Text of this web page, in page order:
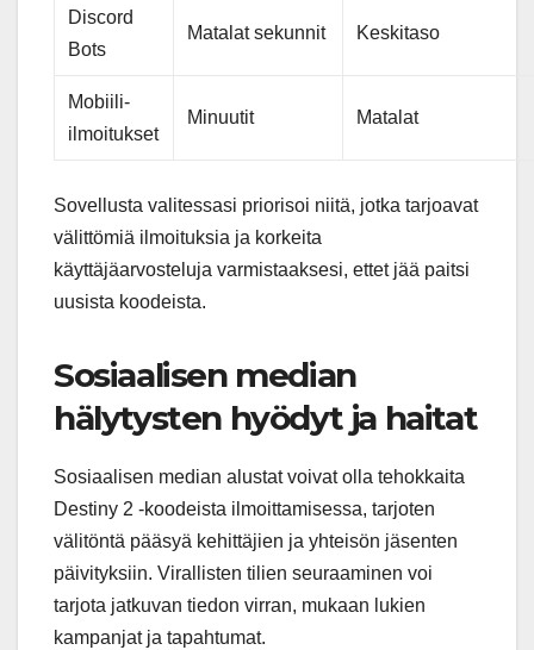
Discord
Bots
Matalat sekunnit Keskitaso
Mobiili-
ilmoitukset
Minuutit Matalat
Sovellusta valitessasi priorisoi niitä, jotka tarjoavat
välittömiä ilmoituksia ja korkeita
käyttäjäarvosteluja varmistaaksesi, ettet jää paitsi
uusista koodeista.
Sosiaalisen median
hälytysten hyödyt ja haitat
Sosiaalisen median alustat voivat olla tehokkaita
Destiny 2 -koodeista ilmoittamisessa, tarjoten
välitöntä pääsyä kehittäjien ja yhteisön jäsenten
päivityksiin. Virallisten tilien seuraaminen voi
tarjota jatkuvan tiedon virran, mukaan lukien
kampanjat ja tapahtumat.